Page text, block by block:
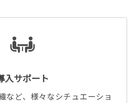
入サポート
など、様々なシチュエーショ